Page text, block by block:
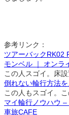
参考リンク：
ツアーバックRK02
モンベル ｜ オンラ
この人スゴイ。床
倒れない輪行方法を
この人もスゴイ。
マイ輪行ノウハウ
車旅CAFE